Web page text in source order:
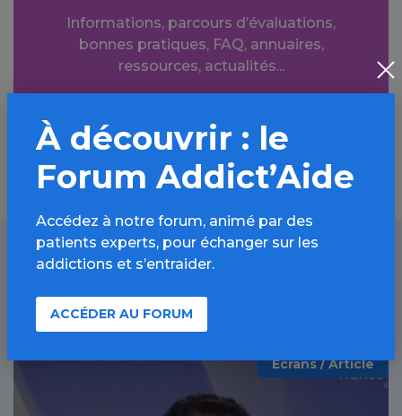
Informations, parcours d’évaluations,
bonnes pratiques, FAQ, annuaires,
ressources, actualités...
À lire aussi
Écrans / Article
À découvrir : le
Forum Addict’Aide
Accédez à notre forum, animé par des
patients experts, pour échanger sur les
addictions et s’entraider.
ACCÉDER AU FORUM